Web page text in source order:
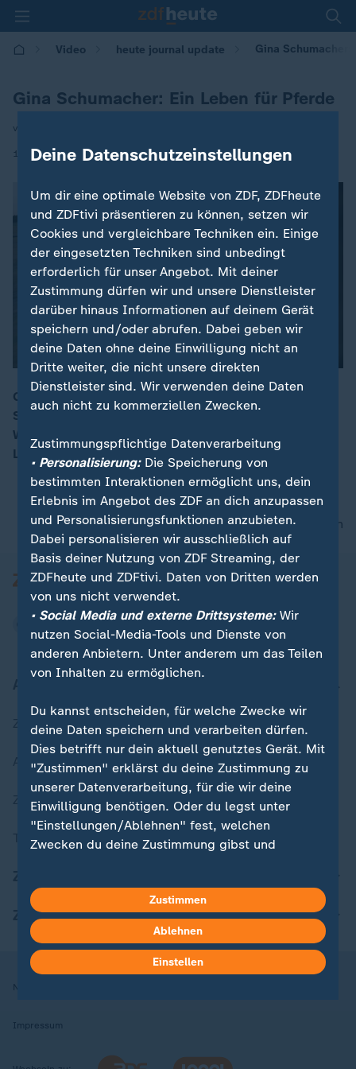
Video heute journal update Gina Schumacher:
Gina Schumacher: Ein Leben für Pferde
von Daniel Pinschower
18.04.2026 | 00:15
Gina Schumacher ist die Tochter des berühmten
Sportlers Michael Schumacher – und erfolgreiche
Westernreiterin. Eine ZDF-Doku gibt Einblicke in ihr
Leben mit ihren Pferden.
nach oben
Zuletzt veröffentlicht
Aktuelle Sendungs-Videos
ZDFheute Stories
Themen im Überblick
ZDFheute Apps
Nutzungsbedingungen
Impressum
Deine Datenschutzeinstellungen
Um dir eine optimale Website von ZDF, ZDFheute
und ZDFtivi präsentieren zu können, setzen wir
Cookies und vergleichbare Techniken ein. Einige
der eingesetzten Techniken sind unbedingt
erforderlich für unser Angebot. Mit deiner
Zustimmung dürfen wir und unsere Dienstleister
darüber hinaus Informationen auf deinem Gerät
speichern und/oder abrufen. Dabei geben wir
deine Daten ohne deine Einwilligung nicht an
Dritte weiter, die nicht unsere direkten
Dienstleister sind. Wir verwenden deine Daten
auch nicht zu kommerziellen Zwecken.
Zustimmungspflichtige Datenverarbeitung
• Personalisierung:Die Speicherung von
bestimmten Interaktionen ermöglicht uns, dein
Erlebnis im Angebot des ZDF an dich anzupassen
und Personalisierungsfunktionen anzubieten.
Dabei personalisieren wir ausschließlich auf
Basis deiner Nutzung von ZDF Streaming, der
ZDFheute und ZDFtivi. Daten von Dritten werden
von uns nicht verwendet.
• Social Media und externe Drittsysteme:Wir
nutzen Social-Media-Tools und Dienste von
anderen Anbietern. Unter anderem um das Teilen
von Inhalten zu ermöglichen.
Du kannst entscheiden, für welche Zwecke wir
deine Daten speichern und verarbeiten dürfen.
Dies betrifft nur dein aktuell genutztes Gerät. Mit
"Zustimmen" erklärst du deine Zustimmung zu
unserer Datenverarbeitung, für die wir deine
Einwilligung benötigen. Oder du legst unter
"Einstellungen/Ablehnen" fest, welchen
Zwecken du deine Zustimmung gibst und
in deinen Einstellungen widerrufen oder ändern.
Hier findest du das Impressum.
Weitere Informationen findest du in unserer
Datenschutzerklärung.
Zustimmen
Ablehnen
Einstellen